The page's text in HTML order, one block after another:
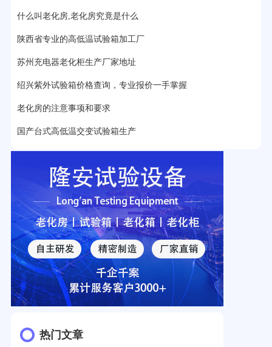
27分钟前用户提问：移动电源老化柜与电池柜的区别？
32分钟前用户提问：氙灯老化试验箱价格多少？
2分钟前用户提问： 大型高温老化房价格多少钱？
什么叫老化房,老化房究竟是什么
陕西省专业的高低温试验箱加工厂
苏州充电器老化柜生产厂家地址
绍兴紫外试验箱价格查询，专业报价一手掌握
老化房的注意事项和要求
国产台式高低温交变试验箱生产
热门文章